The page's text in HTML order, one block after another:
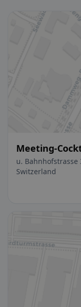
Meeting-
u. Bahnhofstrasse
Switzerland